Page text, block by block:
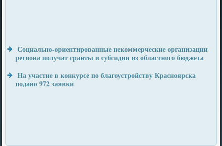
Социально-ориентированные некоммерческие организации
региона получат гранты и субсидии из областного бюджета
На участие в конкурсе по благоустройству Красноярска
подано 972 заявки